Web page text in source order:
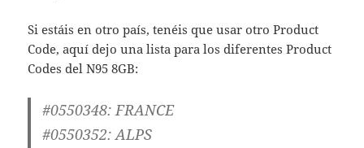
Si estáis en otro país, tenéis que usar otro Product
Code, aquí dejo una lista para los diferentes Product
Codes del N95 8GB:
#0550348: FRANCE
#0550352: ALPS